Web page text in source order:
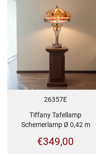
26357E
Tiffany Tafellamp
Schemerlamp Ø 0,42 m
€349,00